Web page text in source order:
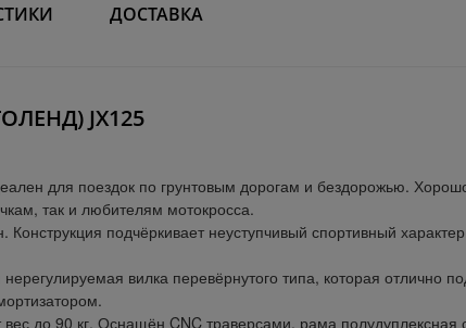
ДОСТАВКА
JX125
для поездок по грунтовым дорогам и бездорожью.
так и любителям мотокросса.
подчёркивает неуступчивый спортивный
вилка перевёрнутого типа, которая отлично
вес до 90 кг. Оснащён CNC траверсами, рама